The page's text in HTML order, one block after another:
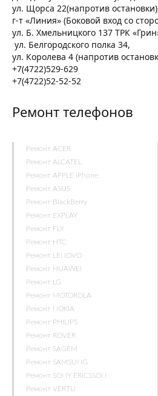
ул. Щорса 22(напротив
г-т «Линия» (Боковой вход со
ул. Б. Хмельницкого 137 ТРК
ул. Белгородского полка 34,
ул. Королева 4 (напротив
+7(4722)529-629
+7(4722)52-52-52
Ремонт телефонов
Ремонт ACER
Ремонт ALCATEL
Ремонт APPLE iPhone
Ремонт ASUS
Ремонт BlackBerry
Ремонт EXPLAY
Ремонт FLY
Ремонт HTC
Ремонт LENOVO
Ремонт HUAWEI
Ремонт LG
Ремонт MOTOROLA
Ремонт NOKIA
Ремонт PHILIPS
Ремонт ROVER
Ремонт SAGEM
Ремонт SAMSUNG
Ремонт SONY ERICSSON
Ремонт VERTU